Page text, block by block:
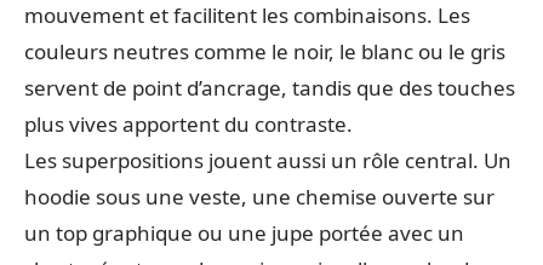
mouvement et facilitent les combinaisons. Les
couleurs neutres comme le noir, le blanc ou le gris
servent de point d’ancrage, tandis que des touches
plus vives apportent du contraste.
Les superpositions jouent aussi un rôle central. Un
hoodie sous une veste, une chemise ouverte sur
un top graphique ou une jupe portée avec un